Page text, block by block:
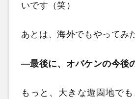
いです（笑）
あとは、海外でもやってみ
—最後に、オバケンの今後
もっと、大きな遊園地で